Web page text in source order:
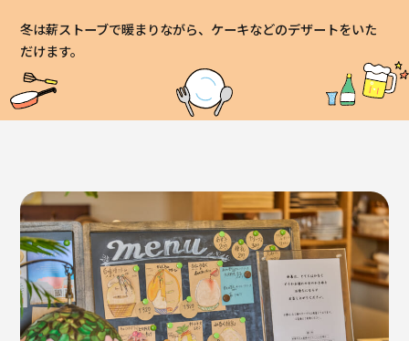
冬は薪ストーブで暖まりながら、ケーキなどのデザートをいた
だけます。